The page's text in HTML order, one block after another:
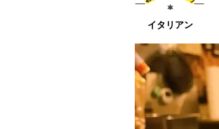
イタリアン